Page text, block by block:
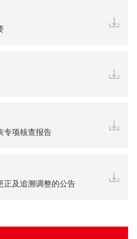
专项核查报告
正及追溯调整的公告